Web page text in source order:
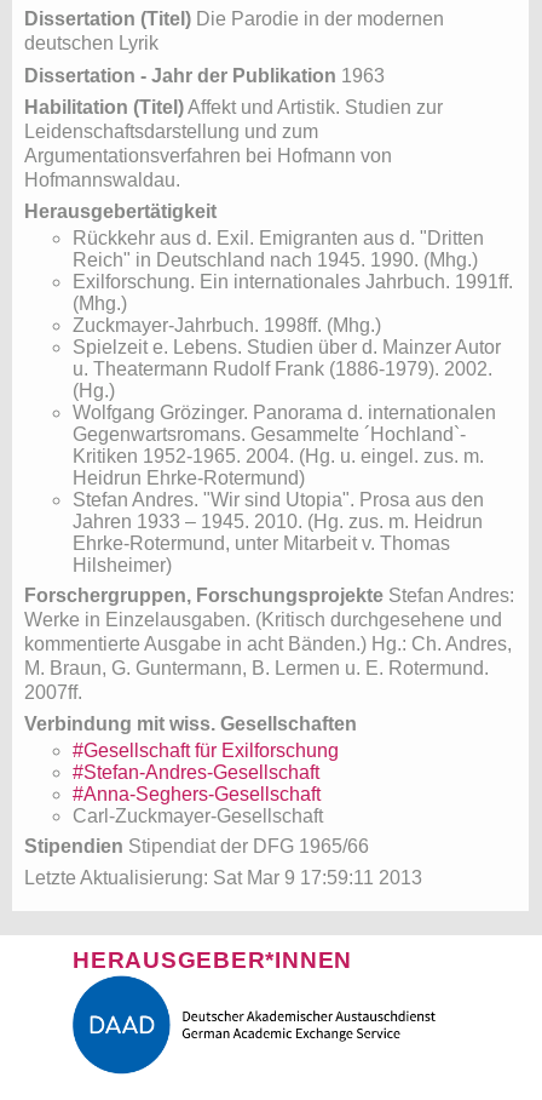
Dissertation (Titel) Die Parodie in der modernen
deutschen Lyrik
Dissertation - Jahr der Publikation 1963
Habilitation (Titel)Affekt und Artistik. Studien zur
Leidenschaftsdarstellung und zum
Argumentationsverfahren bei Hofmann von
Hofmannswaldau.
Herausgebertätigkeit
Rückkehr aus d. Exil. Emigranten aus d. "Dritten
Reich" in Deutschland nach 1945. 1990. (Mhg.)
Exilforschung. Ein internationales Jahrbuch. 1991ff.
(Mhg.)
Zuckmayer-Jahrbuch. 1998ff. (Mhg.)
Spielzeit e. Lebens. Studien über d. Mainzer Autor
u. Theatermann Rudolf Frank (1886-1979). 2002.
(Hg.)
Wolfgang Grözinger. Panorama d. internationalen
Gegenwartsromans. Gesammelte ´Hochland`-
Kritiken 1952-1965. 2004. (Hg. u. eingel. zus. m.
Heidrun Ehrke-Rotermund)
Stefan Andres. "Wir sind Utopia". Prosa aus den
Jahren 1933 – 1945. 2010. (Hg. zus. m. Heidrun
Ehrke-Rotermund, unter Mitarbeit v. Thomas
Hilsheimer)
Forschergruppen, Forschungsprojekte Stefan Andres:
Werke in Einzelausgaben. (Kritisch durchgesehene und
kommentierte Ausgabe in acht Bänden.) Hg.: Ch. Andres,
M. Braun, G. Guntermann, B. Lermen u. E. Rotermund.
2007ff.
Verbindung mit wiss. Gesellschaften
#Gesellschaft für Exilforschung
#Stefan-Andres-Gesellschaft
#Anna-Seghers-Gesellschaft
Carl-Zuckmayer-Gesellschaft
Stipendien Stipendiat der DFG 1965/66
Letzte Aktualisierung: Sat Mar 9 17:59:11 2013
HERAUSGEBER*INNEN